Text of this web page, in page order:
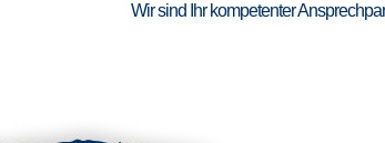
Wir sind Ihr kompetenter